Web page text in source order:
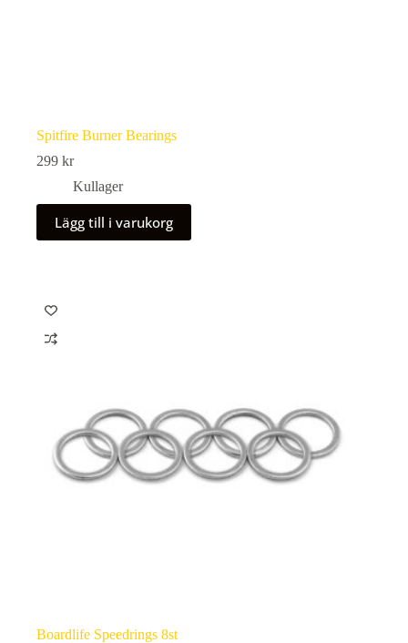
Spitfire Burner Bearings
299 kr
Kullager
Lägg till i varukorg
Boardlife Speedrings 8st